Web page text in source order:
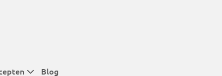
Blog